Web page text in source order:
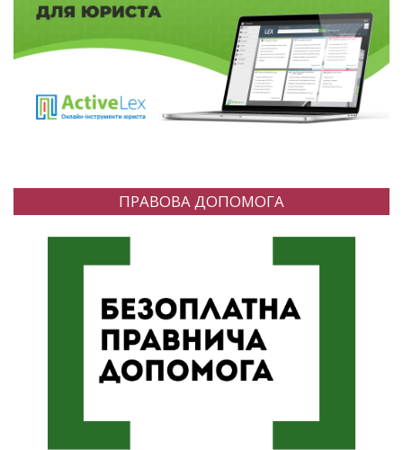
ПРАВОВА ДОПОМОГА